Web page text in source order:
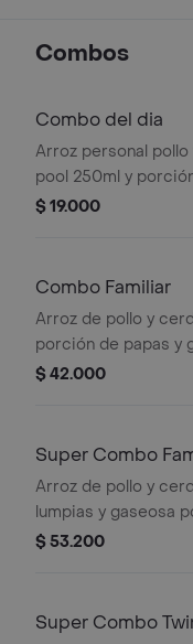
Combos
Combo del dia
Arroz personal
pool 250ml y
$ 19.000
Combo Familiar
Arroz de pollo y
porción de papas y
$ 42.000
Super Combo
Arroz de pollo y
lumpias y gaseosa
$ 53.200
Super Combo